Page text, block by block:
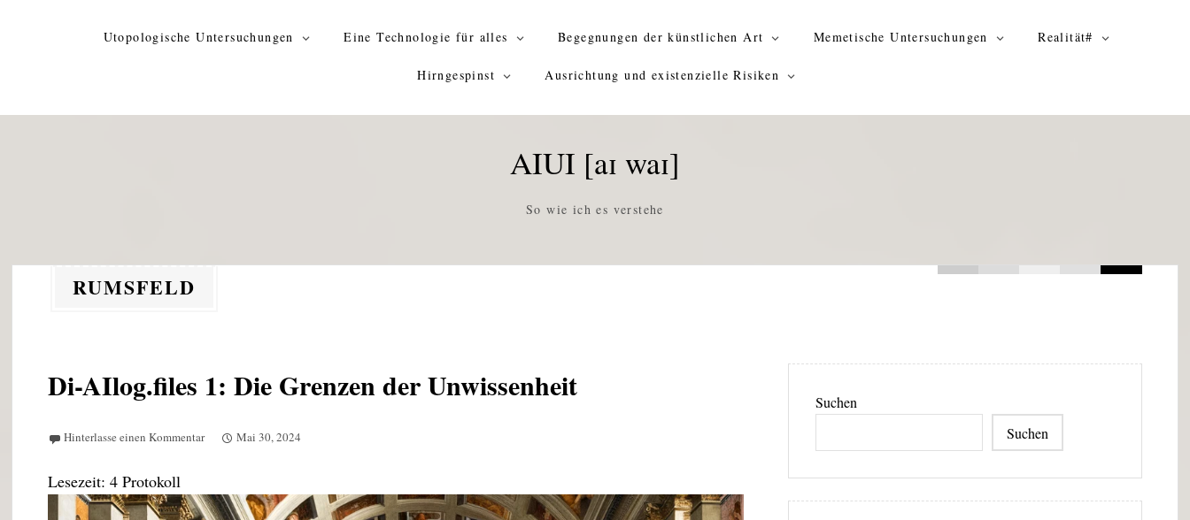
Utopologische Untersuchungen Eine Technologie für alles Begegnungen der künstlichen Art Memetische Untersuchungen Realität#
Hirngespinst Ausrichtung und existenzielle Risiken
AIUI [aɪ waɪ]
So wie ich es verstehe
RUMSFELD
Di-AIlog.files 1: Die Grenzen der Unwissenheit
Hinterlasse einen Kommentar Mai 30, 2024
Lesezeit:4 Protokoll
Suchen
Suchen